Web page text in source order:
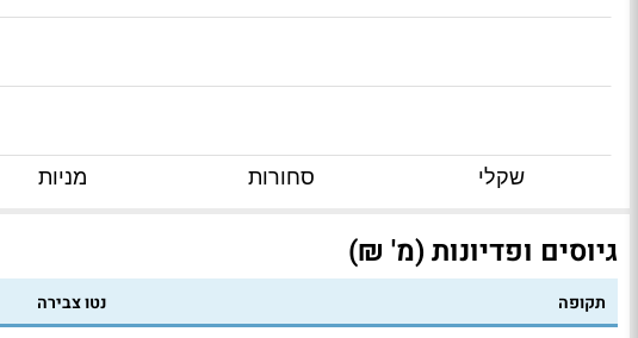
מניות סחורות שקלי
גיוסים ופדיונות (מ' ₪)
תקופה נטו צבירה